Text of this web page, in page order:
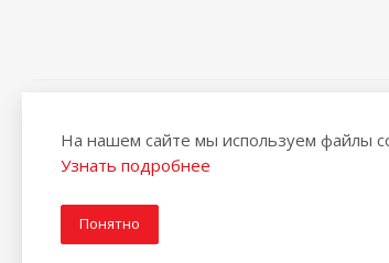
Вся представленная на сайте
условиях не является публичной
2014-2026 © Интернет магазин сейфов и
На нашем сайте мы используем файлы
Узнать подробнее
Понятно